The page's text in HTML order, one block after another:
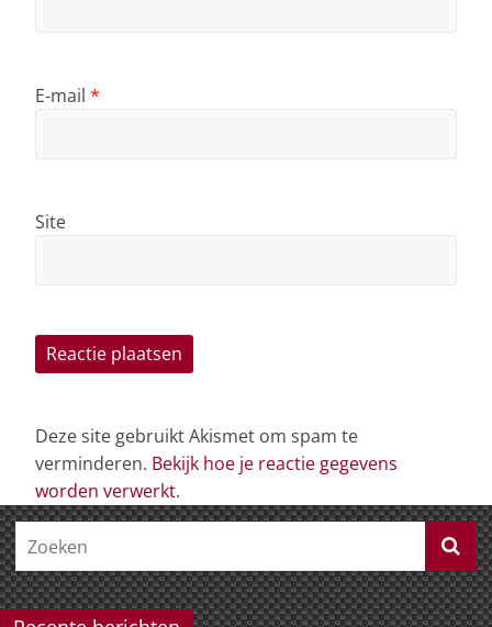
E-mail *
Site
Deze site gebruikt Akismet om spam te
verminderen. Bekijk hoe je reactie gegevens
worden verwerkt.